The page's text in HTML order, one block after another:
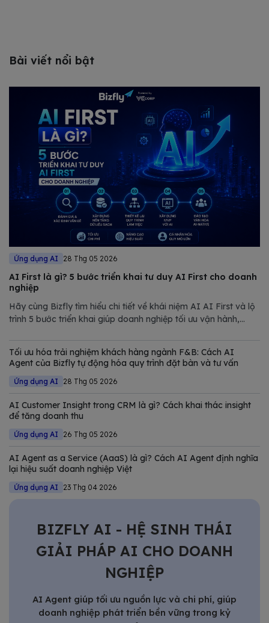
Bài viết nổi bật
Ứng dụng AI 28 Thg 05 2026
AI First là gì? 5 bước triển khai tư duy AI First cho doanh
nghiệp
Hãy cùng Bizfly tìm hiểu chi tiết về khái niệm AI AI First và lộ
trình 5 bước triển khai giúp doanh nghiệp tối ưu vận hành,
đầy biến động.
Tối ưu hóa trải nghiệm khách hàng ngành F&B: Cách AI
Agent của Bizfly tự động hóa quy trình đặt bàn và tư vấn
Ứng dụng AI 28 Thg 05 2026
AI Customer Insight trong CRM là gì? Cách khai thác insight
để tăng doanh thu
Ứng dụng AI 26 Thg 05 2026
AI Agent as a Service (AaaS) là gì? Cách AI Agent định nghĩa
lại hiệu suất doanh nghiệp Việt
Ứng dụng AI 23 Thg 04 2026
BIZFLY AI - HỆ SINH THÁI
GIẢI PHÁP AI CHO DOANH
NGHIỆP
AI Agent giúp tối ưu nguồn lực và chi phí, giúp
doanh nghiệp phát triển bền vững trong kỷ